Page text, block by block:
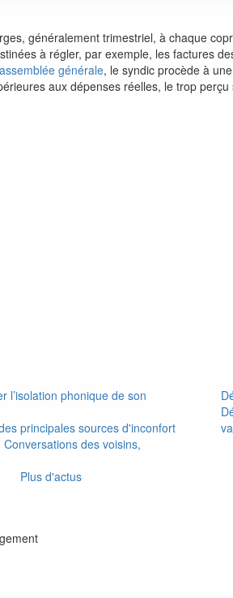
généralement trimestriel, à chaque
à régler, par exemple, les factures
générale, le syndic procède à
aux dépenses réelles, le trop
l’isolation phonique de son
principales sources d'inconfort
des voisins,
Plus d'actus